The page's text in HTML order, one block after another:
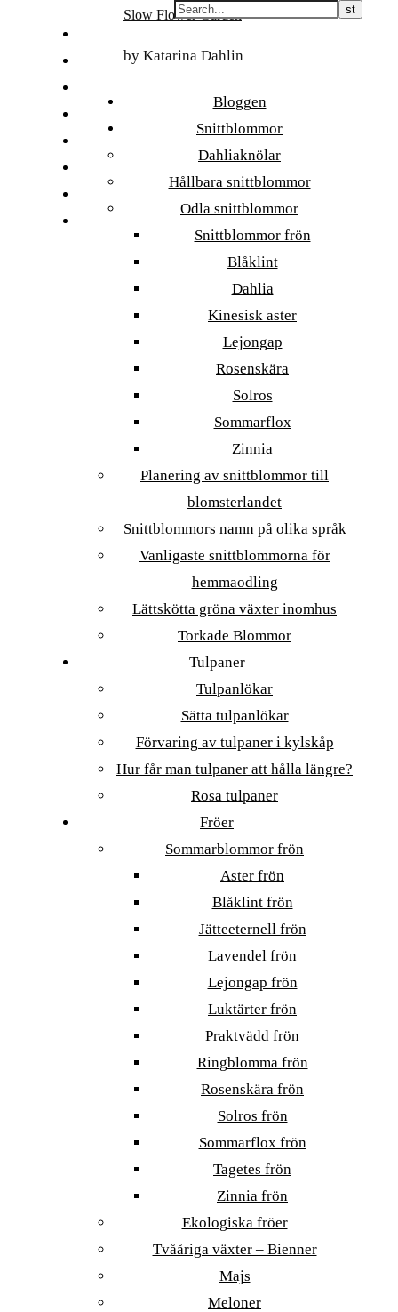
Slow Flower Garden
by Katarina Dahlin
Bloggen
Snittblommor
Dahliaknölar
Hållbara snittblommor
Odla snittblommor
Snittblommor frön
Blåklint
Dahlia
Kinesisk aster
Lejongap
Rosenskära
Solros
Sommarflox
Zinnia
Planering av snittblommor till
blomsterlandet
Snittblommors namn på olika språk
Vanligaste snittblommorna för
hemmaodling
Lättskötta gröna växter inomhus
Torkade Blommor
Tulpaner
Tulpanlökar
Sätta tulpanlökar
Förvaring av tulpaner i kylskåp
Hur får man tulpaner att hålla längre?
Rosa tulpaner
Fröer
Sommarblommor frön
Aster frön
Blåklint frön
Jätteeternell frön
Lavendel frön
Lejongap frön
Luktärter frön
Praktvädd frön
Ringblomma frön
Rosenskära frön
Solros frön
Sommarflox frön
Tagetes frön
Zinnia frön
Ekologiska fröer
Tvååriga växter – Bienner
Majs
Meloner